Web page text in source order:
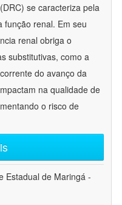
se caracteriza pela
função renal. Em seu
renal obriga o
substitutivas, como a
do avanço da
na qualidade de
o risco de
Estadual de Maringá -